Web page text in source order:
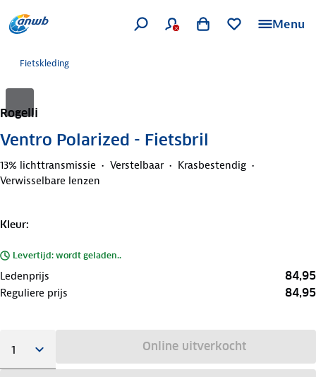
Menu
Fietskleding
Rogelli
Ventro Polarized - Fietsbril
13% lichttransmissie Verstelbaar
Krasbestendig
Verwisselbare lenzen
Kleur:
Levertijd: wordt geladen..
Ledenprijs 84,95
Reguliere prijs 84,95
Online uitverkocht